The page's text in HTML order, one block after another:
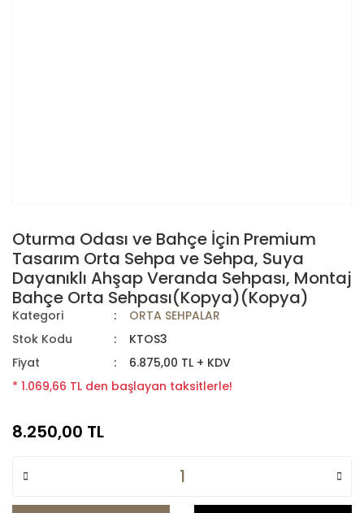
Oturma Odası ve Bahçe İçin Premium
Tasarım Orta Sehpa ve Sehpa, Suya
Dayanıklı Ahşap Veranda Sehpası, Montaj
Bahçe Orta Sehpası(Kopya)(Kopya)
Kategori
ORTA SEHPALAR
Stok Kodu
KTOS3
Fiyat
6.875,00 TL + KDV
* 1.069,66 TL den başlayan taksitlerle!
8.250,00 TL